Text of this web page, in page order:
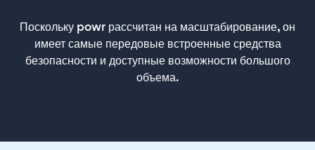
Поскольку powr рассчитан на масштабирование, он
имеет самые передовые встроенные средства
безопасности и доступные возможности большого
объема.